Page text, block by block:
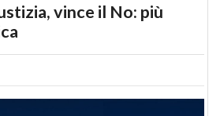
vince il No: più